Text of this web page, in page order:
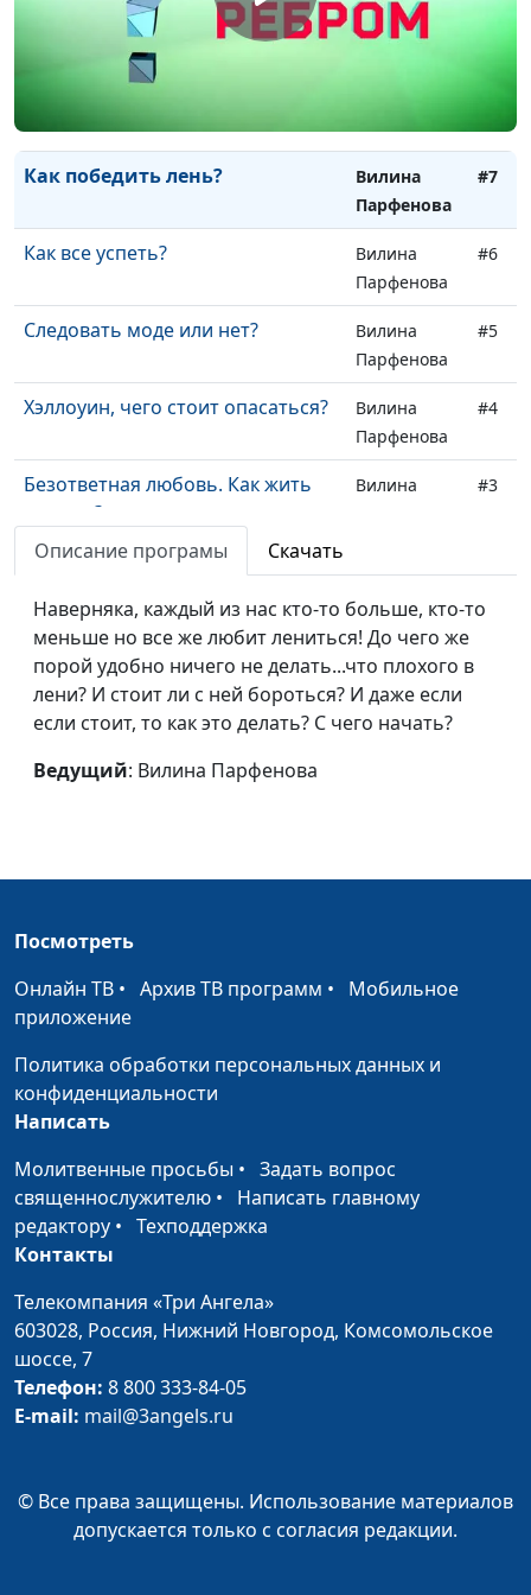
Я не люблю себя! Что мне
делать?
Вилина
Существуют ли призраки?
Парфенова
Как победить лень?
Вилина
Парфенова
#7
Как все успеть?
Вилина
Парфенова
#6
Следовать моде или нет?
Вилина
Парфенова
#5
Хэллоуин, чего стоит опасаться?
Вилина
Парфенова
#4
Безответная любовь. Как жить
дальше?
Вилина
#3
Чем опасны татуировки?
Как слышать Бога?
Вилина
Парфенова
Описание програмы Скачать
Наверняка, каждый из нас кто-то больше, кто-то
меньше но все же любит лениться! До чего же
порой удобно ничего не делать...что плохого в
лени? И стоит ли с ней бороться? И даже если
если стоит, то как это делать? С чего начать?
Ведущий: Вилина Парфенова
Посмотреть
Онлайн ТВ • Архив ТВ программ • Мобильное
приложение
Политика обработки персональных данных и
конфиденциальности
Написать
Молитвенные просьбы • Задать вопрос
священнослужителю • Написать главному
редактору • Техподдержка
Контакты
Телекомпания «Три Ангела»
603028, Россия, Нижний Новгород, Комсомольское
шоссе, 7
Телефон: 8 800 333-84-05
E-mail: mail@3angels.ru
© Все права защищены. Использование материалов
допускается только с согласия редакции.